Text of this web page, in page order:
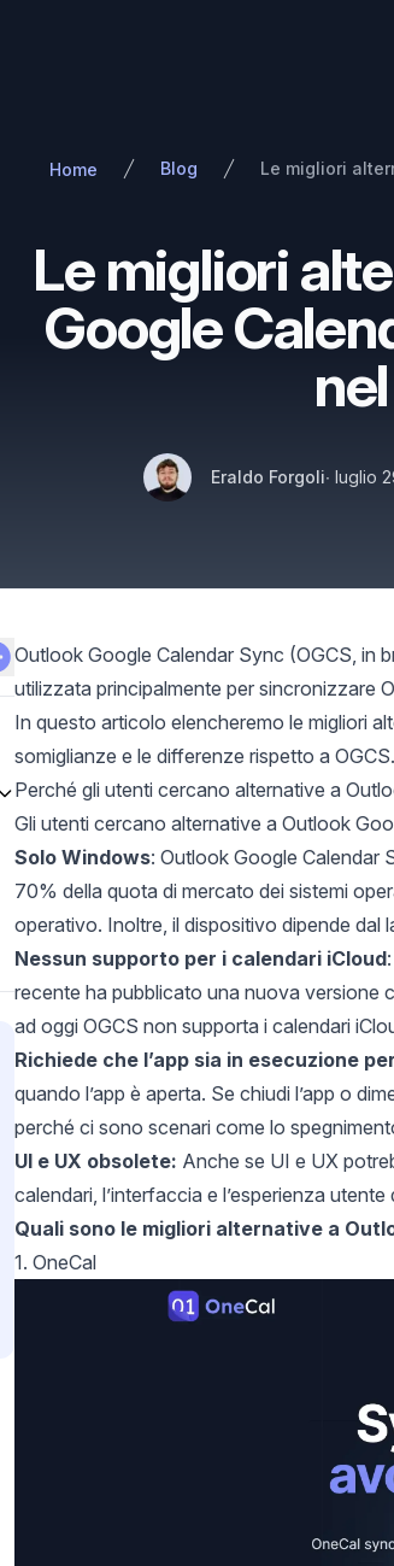
Home Blog
Le migliori
Google
Autori
Nome
Twitter
Eraldo Forgoli∙ luglio
Outlook Google Calendar Sync (OGCS, in
utilizzata principalmente per sincronizzare
In questo articolo elencheremo le migliori
somiglianze e le differenze rispetto a OGCS.
Perché gli utenti cercano alternative a
Gli utenti cercano alternative a Outlook
Solo Windows: Outlook Google Calendar
70% della quota di mercato dei sistemi
operativo. Inoltre, il dispositivo dipende
Nessun supporto per i calendari iCloud
recente ha pubblicato una nuova versione
ad oggi OGCS non supporta i calendari
Richiede che l’app sia in esecuzione
quando l’app è aperta. Se chiudi l’app o
perché ci sono scenari come lo
UI e UX obsolete: Anche se UI e UX
calendari, l’interfaccia e l’esperienza
Quali sono le migliori alternative a
1. OneCal